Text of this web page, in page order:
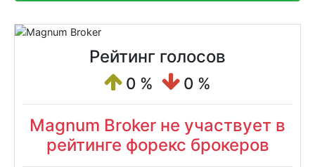
Рейтинг голосов
0 % 0 %
Magnum Broker не участвует в
рейтинге форекс брокеров